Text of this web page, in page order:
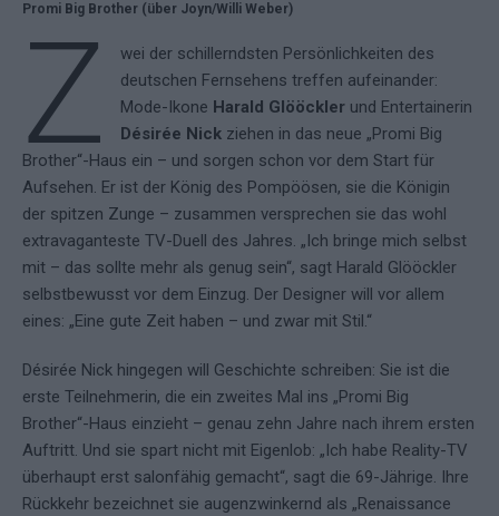
Promi Big Brother (über Joyn/Willi Weber)
Z
wei der schillerndsten Persönlichkeiten des
deutschen Fernsehens treffen aufeinander:
Mode-Ikone Harald Glööcklerund Entertainerin
Désirée Nickziehen in das neue „Promi Big
Brother“-Haus ein – und sorgen schon vor dem Start für
Aufsehen. Er ist der König des Pompöösen, sie die Königin
der spitzen Zunge – zusammen versprechen sie das wohl
extravaganteste TV-Duell des Jahres. „Ich bringe mich selbst
mit – das sollte mehr als genug sein“, sagt Harald Glööckler
selbstbewusst vor dem Einzug. Der Designer will vor allem
eines: „Eine gute Zeit haben – und zwar mit Stil.“
Désirée Nick hingegen will Geschichte schreiben: Sie ist die
erste Teilnehmerin, die ein zweites Mal ins „Promi Big
Brother“-Haus einzieht – genau zehn Jahre nach ihrem ersten
Auftritt. Und sie spart nicht mit Eigenlob: „Ich habe Reality-TV
überhaupt erst salonfähig gemacht“, sagt die 69-Jährige. Ihre
Rückkehr bezeichnet sie augenzwinkernd als „Renaissance